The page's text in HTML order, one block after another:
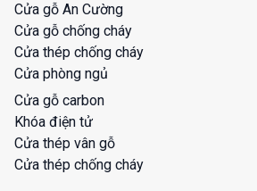
Cửa gỗ An Cường
Cửa gỗ chống cháy
Cửa thép chống cháy
Cửa phòng ngủ
Cửa gỗ carbon
Khóa điện tử
Cửa thép vân gỗ
Cửa thép chống cháy